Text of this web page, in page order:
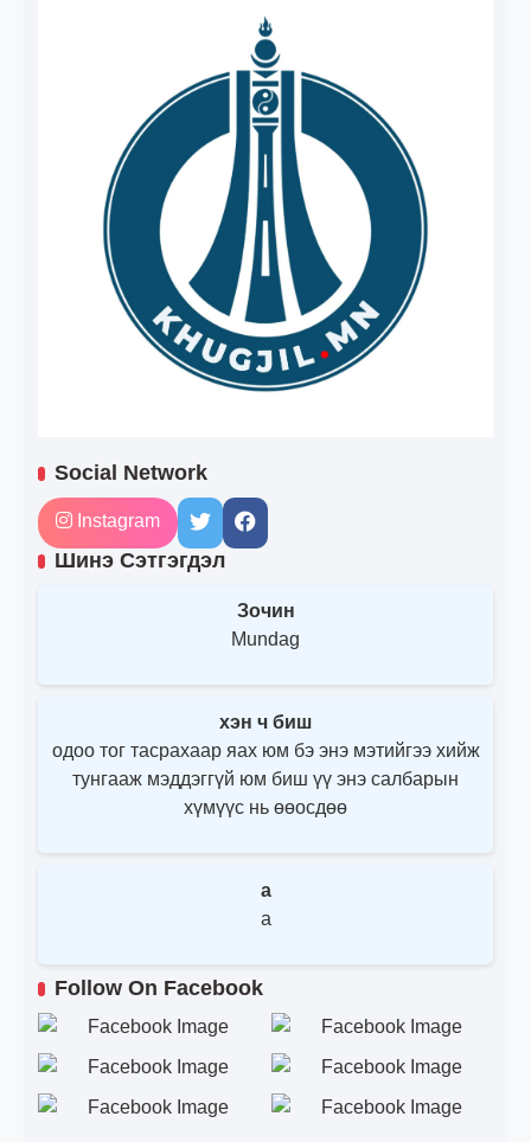
Social Network
Instagram
Шинэ Сэтгэгдэл
Зочин
Mundag
хэн ч биш
одоо тог тасрахаар яах юм бэ энэ мэтийгээ хийж
тунгааж мэддэггүй юм биш үү энэ салбарын
хүмүүс нь өөосдөө
a
a
Follow On Facebook